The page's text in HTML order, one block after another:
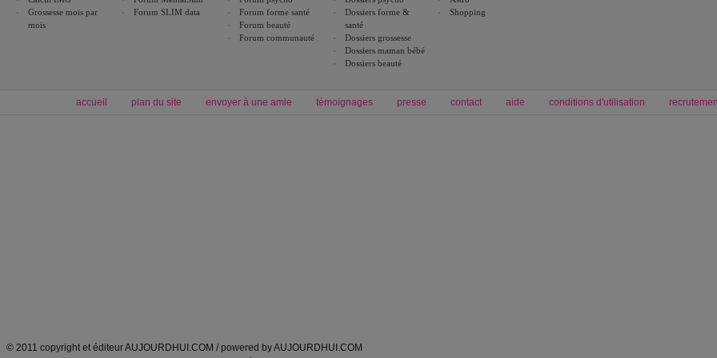
Grossesse mois par
mois
Forum SLIM data
Forum forme santé
Forum beauté
Forum communauté
Dossiers forme &
santé
Dossiers grossesse
Dossiers maman bébé
Dossiers beauté
Shopping
accueil plan du site envoyer à une amie témoignages presse contact aide conditions d'utilisation
© 2011 copyright et éditeur AUJOURDHUI.COM / powered by AUJOURDHUI.COM